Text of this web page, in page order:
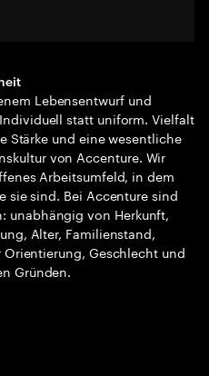
Lebensentwurf und
statt uniform. Vielfalt
Stärke und eine wesentliche
von Accenture. Wir
Arbeitsumfeld, in dem
sie sind. Bei Accenture sind
unabhängig von Herkunft,
Alter, Familienstand,
Geschlecht und
Gründen.